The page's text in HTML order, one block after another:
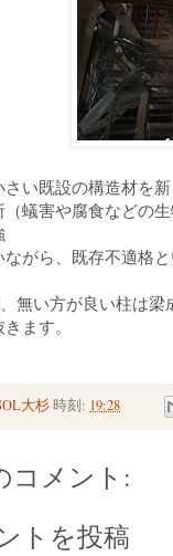
い既設の構造材を
（蟻害や腐食などの
ながら、既存不適格
無い方が良い柱は
ます。
大杉時刻: 19:28
コメント:
トを投稿